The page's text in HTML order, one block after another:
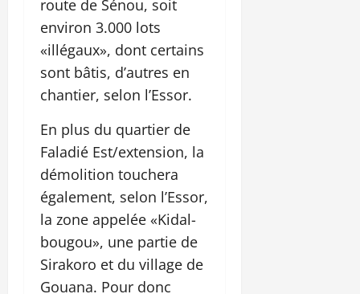
route de Sénou, soit
environ 3.000 lots
«illégaux», dont certains
sont bâtis, d’autres en
chantier, selon l’Essor.
En plus du quartier de
Faladié Est/extension, la
démolition touchera
également, selon l’Essor,
la zone appelée «Kidal-
bougou», une partie de
Sirakoro et du village de
Gouana. Pour donc